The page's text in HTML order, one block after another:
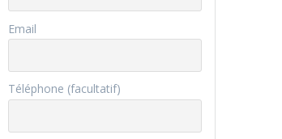
Email
Téléphone (facultatif)